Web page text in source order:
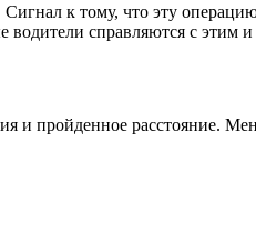
к тому, что эту
справляются с этим и
и пройденное расстояние.